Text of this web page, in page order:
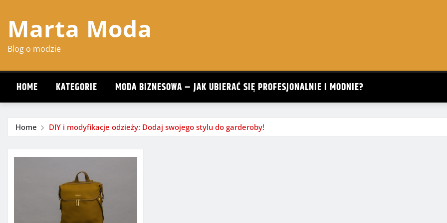
content
Marta Moda
Blog o modzie
HOME KATEGORIE MODA BIZNESOWA – JAK UBIERAĆ SIĘ PROFESJONALNIE I MODNIE?
Home DIY i modyfikacje odzieży: Dodaj swojego stylu do garderoby!